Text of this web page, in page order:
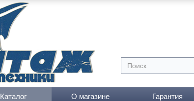
Каталог О магазине Гарантия